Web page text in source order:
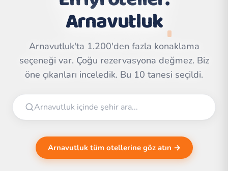
OpenStreetMap
contributors | ©
Arnavutluk
Arnavutluk'ta 1.200'den fazla konaklama
seçeneği var. Çoğu rezervasyona değmez. Biz
öne çıkanları inceledik. Bu 10 tanesi seçildi.
Arnavutluk tüm otellerine göz atın →